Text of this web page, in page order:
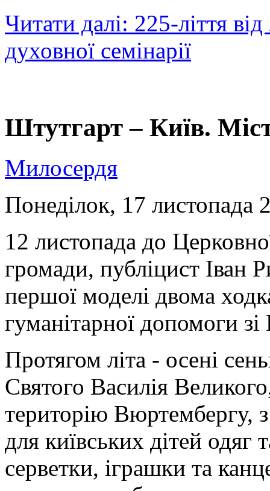
Читати далі: 225-ліття
духовної семінарії
Штутгарт – Київ.
Милосердя
Понеділок, 17 листопада
12 листопада до
громади, публіцист Іван
першої моделі двома
гуманітарної допомоги
Протягом літа - осені
Святого Василія
територію Вюртембергу,
для київських дітей одяг
серветки, іграшки та